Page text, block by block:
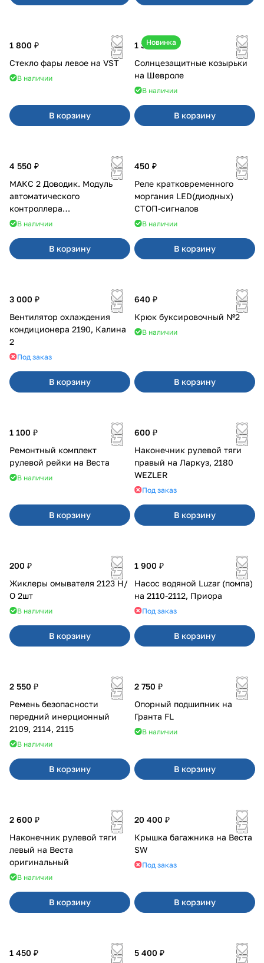
1 800 ₽
Стекло фары левое на VST
В наличии
В корзину
Новинка
1 350 ₽
Солнцезащитные козырьки
на Шевроле
В наличии
В корзину
4 550 ₽
МАКС 2 Доводик. Модуль
автоматического
контроллера
стеклоподъемников для
В наличии
В корзину
450 ₽
Реле кратковременного
моргания LED(диодных)
СТОП-сигналов
В наличии
В корзину
3 000 ₽
Вентилятор охлаждения
кондиционера 2190, Калина
2
Под заказ
В корзину
640 ₽
Крюк буксировочный №2
В наличии
В корзину
1 100 ₽
Ремонтный комплект
рулевой рейки на Веста
В наличии
В корзину
600 ₽
Наконечник рулевой тяги
правый на Ларкуз, 2180
WEZLER
Под заказ
В корзину
200 ₽
Жиклеры омывателя 2123 Н/
О 2шт
В наличии
В корзину
1 900 ₽
Насос водяной Luzar (помпа)
на 2110-2112, Приора
Под заказ
В корзину
2 550 ₽
Ремень безопасности
передний инерционный
2109, 2114, 2115
В наличии
В корзину
2 750 ₽
Опорный подшипник на
Гранта FL
В наличии
В корзину
2 600 ₽
Наконечник рулевой тяги
левый на Веста
оригинальный
В наличии
В корзину
20 400 ₽
Крышка багажника на Веста
SW
Под заказ
В корзину
1 450 ₽ 5 400 ₽